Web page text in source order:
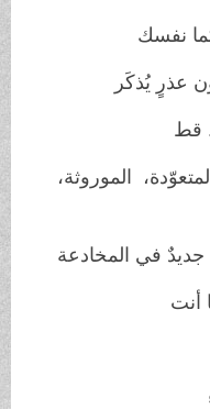
نفسك
يُذكَر
الموروثة،
في المخادعة